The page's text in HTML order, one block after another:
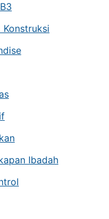
Konstruksi
Ibadah